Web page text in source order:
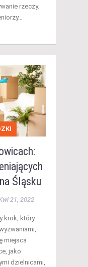
rzeczy.
Śląsku
21, 2022
krok, który
miejsca
jako
dzielnicami,